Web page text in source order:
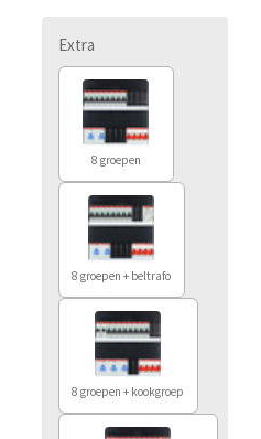
Extra
8 groepen
8 groepen + beltrafo
8 groepen + kookgroep